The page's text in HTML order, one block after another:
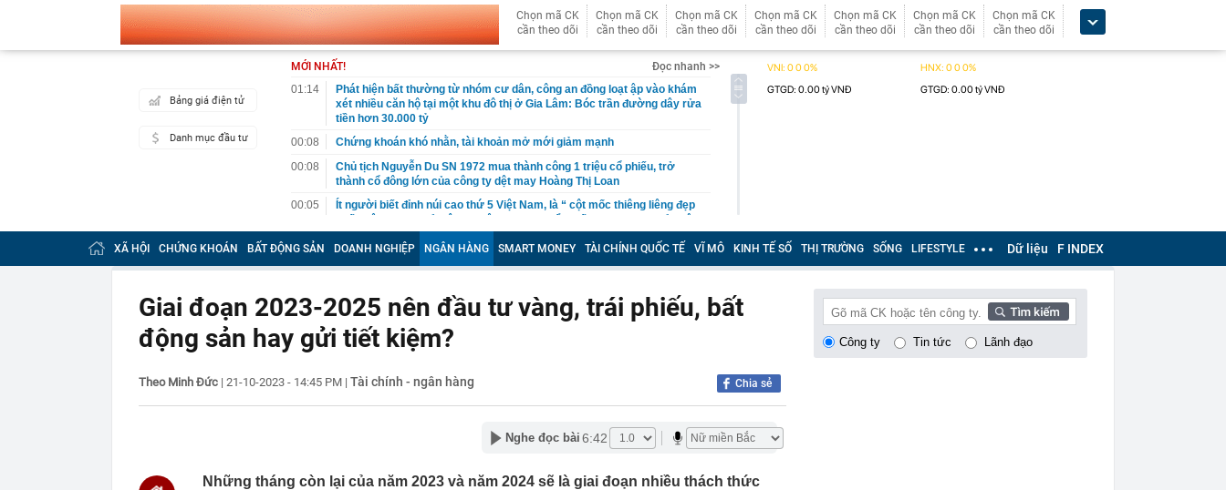
Chọn mã CK
cần theo dõi
Chọn mã CK
cần theo dõi
Chọn mã CK
cần theo dõi
Chọn mã CK
cần theo dõi
Chọn mã CK
cần theo dõi
Chọn mã CK
cần theo dõi
Chọn mã CK
cần theo dõi
Bảng giá điện tử
Danh mục đầu tư
MỚI NHẤT!
Đọc nhanh >>
01:14
Phát hiện bất thường từ nhóm cư dân, công an đồng loạt ập vào khám
xét nhiều căn hộ tại một khu đô thị ở Gia Lâm: Bóc trần đường dây rửa
tiền hơn 30.000 tỷ
00:08
Chứng khoán khó nhằn, tài khoản mở mới giảm mạnh
00:08
Chủ tịch Nguyễn Du SN 1972 mua thành công 1 triệu cổ phiếu, trở
thành cổ đông lớn của công ty dệt may Hoàng Thị Loan
00:05
Ít người biết đỉnh núi cao thứ 5 Việt Nam, là “ cột mốc thiêng liêng đẹp
trekking
Việt Nam có 1 hệ thống y khoa tư nhân sở hữu 14 bệnh viện, 2.900
giường bệnh, vừa được vinh danh "Hệ thống Y khoa tốt nhất Việt Nam
00:05
56 mã chứng khoán bị HoSE cắt margin trong tháng 8
00:03
Một doanh nghiệp Việt thu hơn 1 tỷ USD ở nước ngoài trong nửa đầu
năm 2026, lợi nhuận tăng hơn 120%
Chứng khoán Vietcap dự phóng VN-Index có thể chạm mốc 1.885 điểm
ngay trong tháng 8
Nắm trong tay Điện Máy Xanh, Bách Hóa Xanh, An Khang, vốn hóa
XÃ HỘI CHỨNG KHOÁN BẤT ĐỘNG SẢN DOANH NGHIỆP NGÂN HÀNG SMART MONEY TÀI CHÍNH QUỐC TẾ VĨ MÔ KINH TẾ SỐ THỊ TRƯỜNG SỐNG LIFESTYLE Dữ liệu F INDEX
Giai đoạn 2023-2025 nên đầu tư vàng, trái phiếu, bất
động sản hay gửi tiết kiệm?
Theo Minh Đức | 21-10-2023 - 14:45 PM | Tài chính - ngân hàng Chia sẻ
Nghe đọc bài 6:42
Những tháng còn lại của năm 2023 và năm 2024 sẽ là giai đoạn nhiều thách thức
Công ty Tin tức Lãnh đạo